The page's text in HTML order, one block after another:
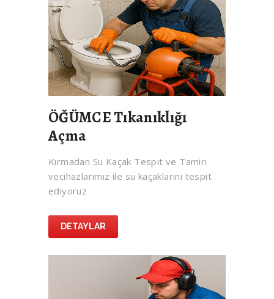
ÖĞÜMCE Tıkanıklığı
Açma
Kırmadan Su Kaçak Tespit ve Tamiri
vecihazlarımız ile su kaçaklarını tespit
ediyoruz
DETAYLAR